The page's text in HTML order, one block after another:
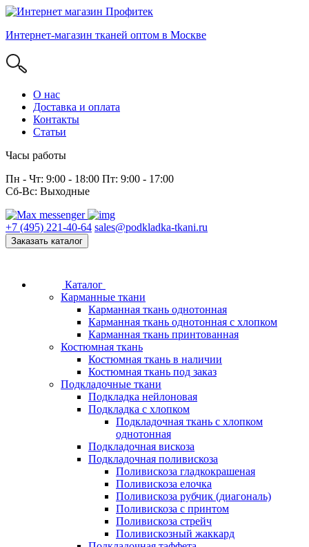
Интернет-магазин тканей оптом в Москве
О нас
Доставка и оплата
Контакты
Статьи
Часы работы
Пн - Чт: 9:00 - 18:00 Пт: 9:00 - 17:00
Сб-Вс: Выходные
+7 (495) 221-40-64 sales@podkladka-tkani.ru
Заказать каталог
Каталог
Карманные ткани
Карманная ткань однотонная
Карманная ткань однотонная с хлопком
Карманная ткань принтованная
Костюмная ткань
Костюмная ткань в наличии
Костюмная ткань под заказ
Подкладочные ткани
Подкладка нейлоновая
Подкладка с хлопком
Подкладочная ткань с хлопком
однотонная
Подкладочная вискоза
Подкладочная поливискоза
Поливискоза гладкокрашеная
Поливискоза елочка
Поливискоза рубчик (диагональ)
Поливискоза с принтом
Поливискоза стрейч
Поливискозный жаккард